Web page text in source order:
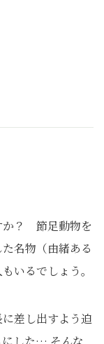
か？ 節足動物を
名物（由緒ある
いるでしょう。
差し出すよう迫